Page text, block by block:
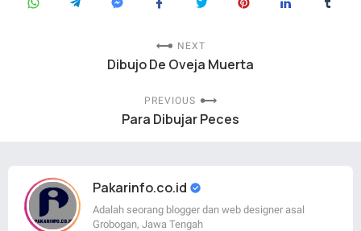
NEXT
Dibujo De Oveja Muerta
PREVIOUS
Para Dibujar Peces
Pakarinfo.co.id
Adalah seorang blogger dan web designer asal
Grobogan, Jawa Tengah